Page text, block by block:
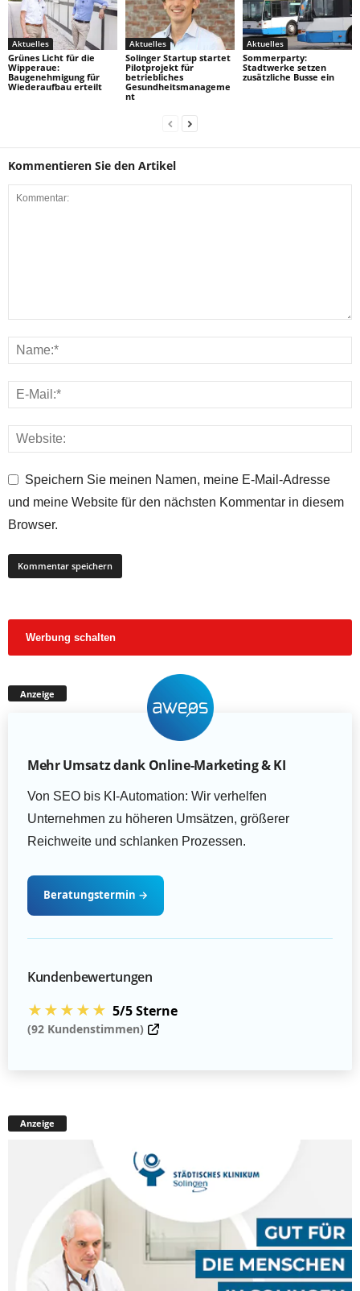
Aktuelles
Grünes Licht für die
Wipperaue:
Baugenehmigung für
Wiederaufbau erteilt
Aktuelles
Solinger Startup startet
Pilotprojekt für
betriebliches
Gesundheitsmanageme
nt
Aktuelles
Sommerparty:
Stadtwerke setzen
zusätzliche Busse ein
Kommentieren Sie den Artikel
Speichern Sie meinen Namen, meine E-Mail-Adresse
und meine Website für den nächsten Kommentar in diesem
Browser.
Werbung schalten
Anzeige
Mehr Umsatz dank Online-Marketing & KI
Von SEO bis KI-Automation: Wir verhelfen
Unternehmen zu höheren Umsätzen, größerer
Reichweite und schlanken Prozessen.
Beratungstermin →
Kundenbewertungen
★★★★★ 5/5 Sterne
(92 Kundenstimmen)
Anzeige